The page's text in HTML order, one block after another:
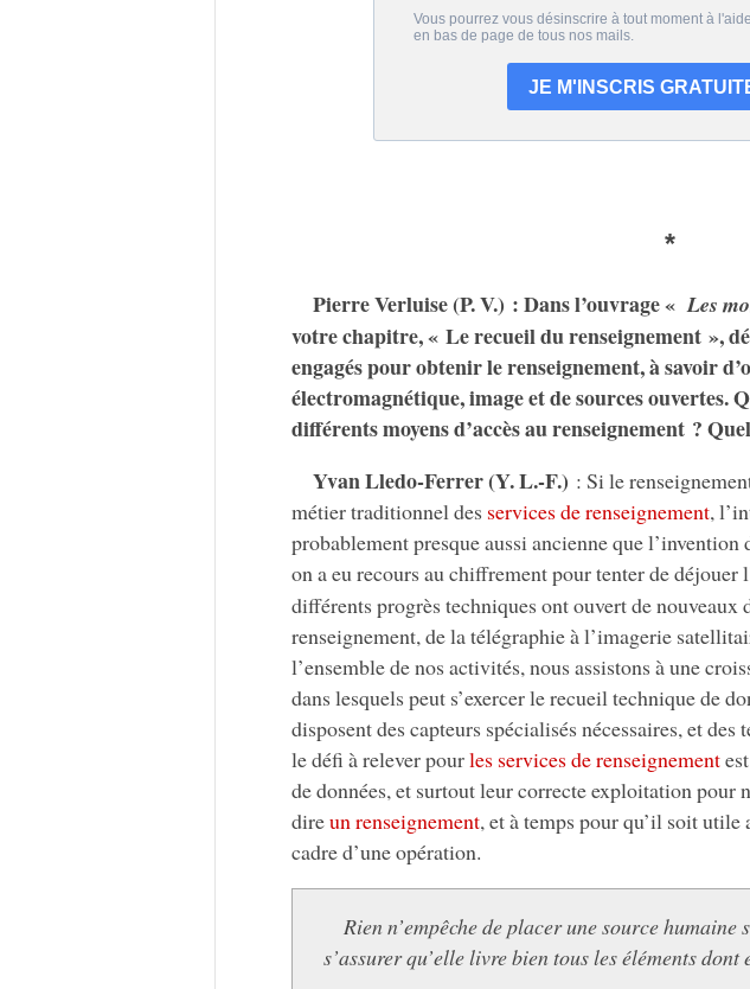
*
Pierre Verluise (P. V.) : Dans l’ouvrage « Les
votre chapitre, « Le recueil du renseignement »,
engagés pour obtenir le renseignement, à savoir
électromagnétique, image et de sources ouvertes.
différents moyens d’accès au renseignement ?
Yvan Lledo-Ferrer (Y. L.-F.) : Si le
métier traditionnel des services de renseignement,
probablement presque aussi ancienne que l’invention
on a eu recours au chiffrement pour tenter de déjouer
différents progrès techniques ont ouvert de nouveaux
renseignement, de la télégraphie à l’imagerie
l’ensemble de nos activités, nous assistons à une
dans lesquels peut s’exercer le recueil technique de
disposent des capteurs spécialisés nécessaires, et
le défi à relever pourles services de renseignement
de données, et surtout leur correcte exploitation pour
direun renseignement, et à temps pour qu’il soit
cadre d’une opération.
Rien n’empêche de placer une source
s’assurer qu’elle livre bien tous les éléments dont